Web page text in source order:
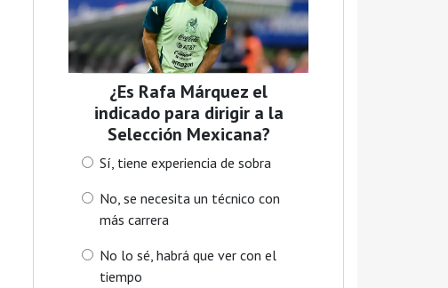
¿Es Rafa Márquez el
indicado para dirigir a la
Selección Mexicana?
Sí, tiene experiencia de sobra
No, se necesita un técnico con
más carrera
No lo sé, habrá que ver con el
tiempo